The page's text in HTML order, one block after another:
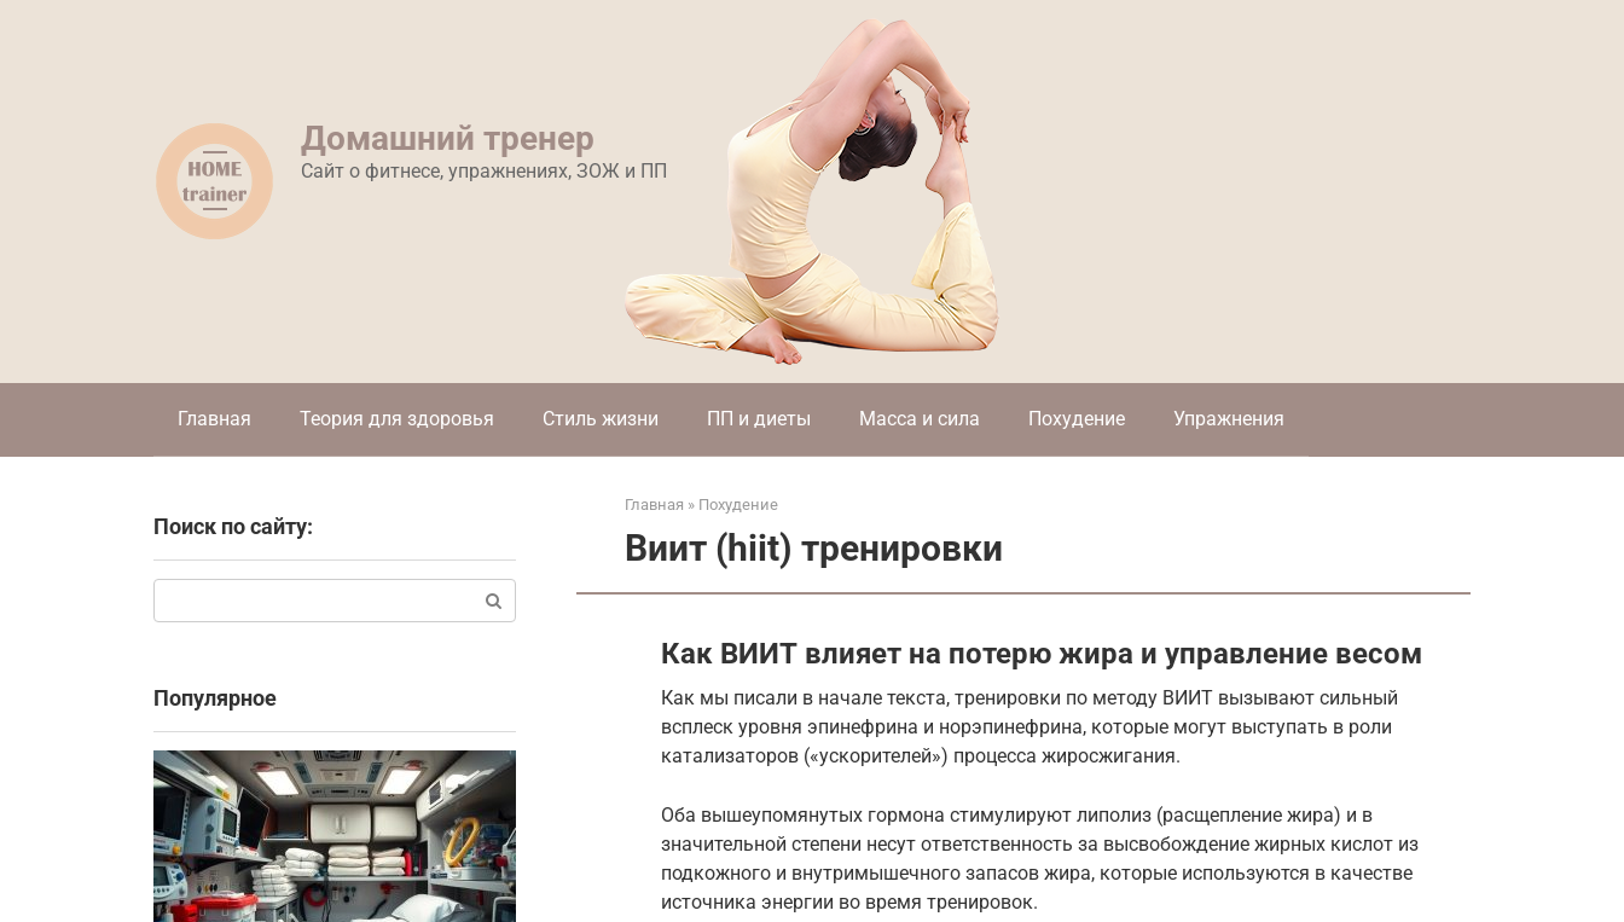
Домашний тренер
Сайт о фитнесе, упражнениях, ЗОЖ и ПП
Главная Теория для здоровья Стиль жизни ПП и диеты Масса и сила Похудение Упражнения
Главная » Похудение
Виит (hiit) тренировки
Как ВИИТ влияет на потерю жира и управление весом
Как мы писали в начале текста, тренировки по методу ВИИТ вызывают сильный
всплеск уровня эпинефрина и норэпинефрина, которые могут выступать в роли
катализаторов («ускорителей») процесса жиросжигания.
Оба вышеупомянутых гормона стимулируют липолиз (расщепление жира) и в
значительной степени несут ответственность за высвобождение жирных кислот из
подкожного и внутримышечного запасов жира, которые используются в качестве
источника энергии во время тренировок.
Поиск по сайту:
Популярное